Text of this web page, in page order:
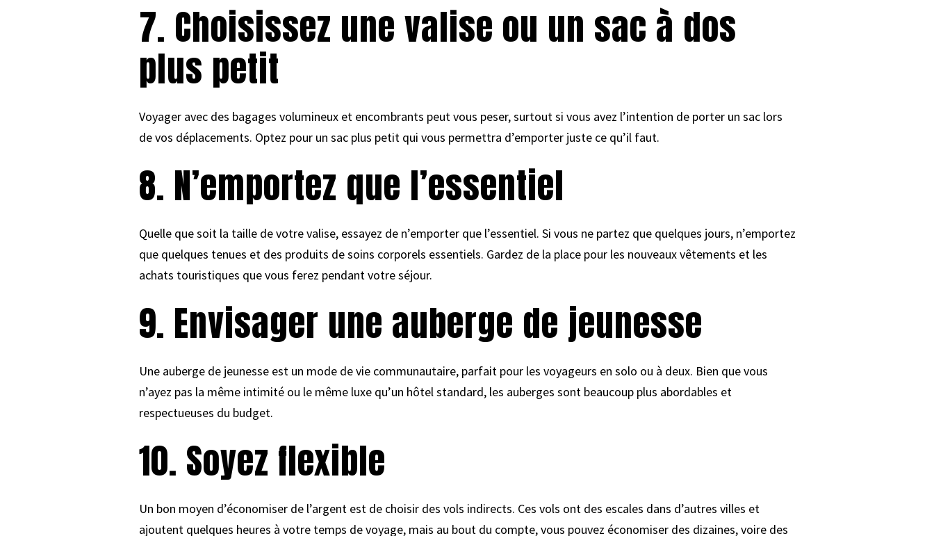
7. Choisissez une valise ou un sac à dos
plus petit
Voyager avec des bagages volumineux et encombrants peut vous peser, surtout si vous avez l’intention de porter un sac lors
de vos déplacements. Optez pour un sac plus petit qui vous permettra d’emporter juste ce qu’il faut.
8. N’emportez que l’essentiel
Quelle que soit la taille de votre valise, essayez de n’emporter que l’essentiel. Si vous ne partez que quelques jours, n’emportez
que quelques tenues et des produits de soins corporels essentiels. Gardez de la place pour les nouveaux vêtements et les
achats touristiques que vous ferez pendant votre séjour.
9. Envisager une auberge de jeunesse
Une auberge de jeunesse est un mode de vie communautaire, parfait pour les voyageurs en solo ou à deux. Bien que vous
n’ayez pas la même intimité ou le même luxe qu’un hôtel standard, les auberges sont beaucoup plus abordables et
respectueuses du budget.
10. Soyez flexible
Un bon moyen d’économiser de l’argent est de choisir des vols indirects. Ces vols ont des escales dans d’autres villes et
ajoutent quelques heures à votre temps de voyage, mais au bout du compte, vous pouvez économiser des dizaines, voire des